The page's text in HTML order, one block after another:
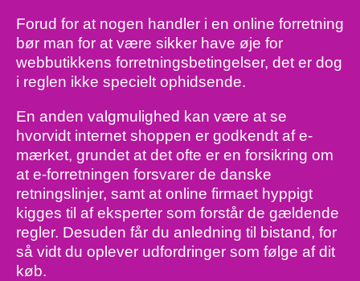
Forud for at nogen handler i en online forretning
bør man for at være sikker have øje for
webbutikkens forretningsbetingelser, det er dog
i reglen ikke specielt ophidsende.
En anden valgmulighed kan være at se
hvorvidt internet shoppen er godkendt af e-
mærket, grundet at det ofte er en forsikring om
at e-forretningen forsvarer de danske
retningslinjer, samt at online firmaet hyppigt
kigges til af eksperter som forstår de gældende
regler. Desuden får du anledning til bistand, for
så vidt du oplever udfordringer som følge af dit
køb.